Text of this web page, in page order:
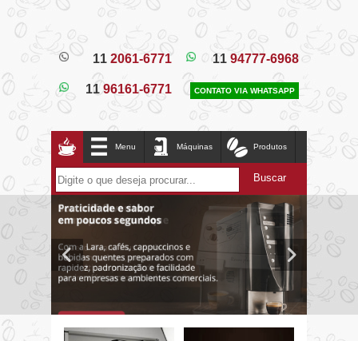
112061-6771
1196161-6771
11 94777-6968
CONTATO VIA WHATSAPP
Menu Máquinas Produtos